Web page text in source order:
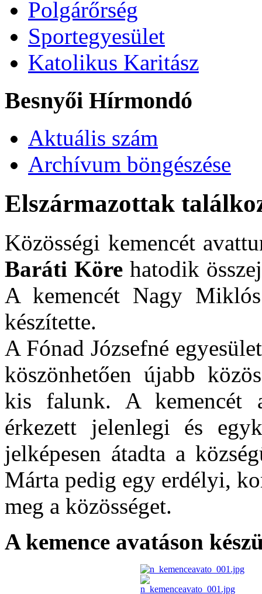
Polgárőrség
Sportegyesület
Katolikus Karitász
Besnyői Hírmondó
Aktuális szám
Archívum böngészése
Elszármazottak
Közösségi kemencét
Baráti Köre hatodik
A kemencét Nagy
készítette.
A Fónad Józsefné
köszönhetően újabb
kis falunk. A kemencét
érkezett jelenlegi és
jelképesen átadta a
Márta pedig egy erdélyi,
meg a közösséget.
A kemence avatáson